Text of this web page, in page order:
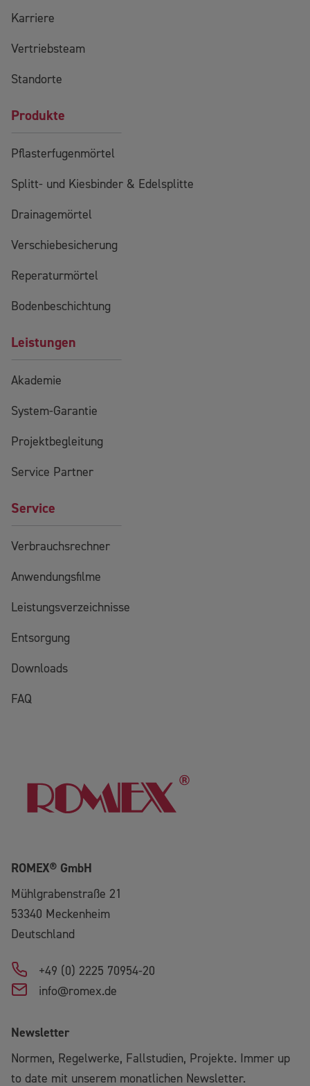
Karriere
Vertriebsteam
Standorte
Produkte
Pflasterfugenmörtel
Splitt- und Kiesbinder & Edelsplitte
Drainagemörtel
Verschiebesicherung
Reperaturmörtel
Bodenbeschichtung
Leistungen
Akademie
System-Garantie
Projektbegleitung
Service Partner
Service
Verbrauchsrechner
Anwendungsfilme
Leistungsverzeichnisse
Entsorgung
Downloads
FAQ
ROMEX® GmbH
Mühlgrabenstraße 21
53340 Meckenheim
Deutschland
+49 (0) 2225 70954-20
info@romex.de
Newsletter
Normen, Regelwerke, Fallstudien, Projekte. Immer up
to date mit unserem monatlichen Newsletter.